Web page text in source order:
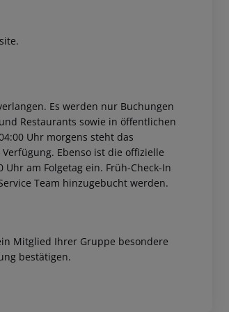
Es werden nur Buchungen
Restaurants sowie in öffentlichen
Uhr morgens steht das
Ebenso ist die offizielle
am Folgetag ein. Früh-Check-In
Team hinzugebucht werden.
Mitglied Ihrer Gruppe besondere
bestätigen.